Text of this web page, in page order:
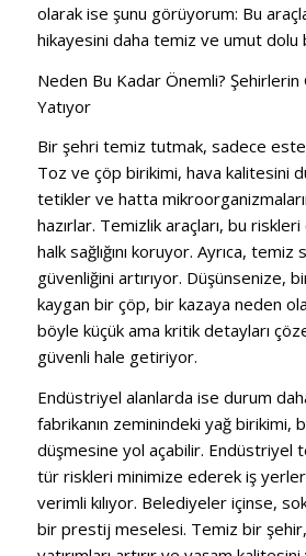
olarak ise şunu görüyorum: Bu
hikayesini daha temiz ve umut dolu
Neden Bu Kadar Önemli?
Yatıyor
Bir şehri temiz tutmak, sadece
Toz ve çöp birikimi, hava kalitesini
tetikler ve hatta
hazırlar. Temizlik araçları, bu
halk sağlığını koruyor. Ayrıca,
güvenliğini artırıyor. Düşünsenize,
kaygan bir çöp, bir kazaya neden
böyle küçük ama kritik detayları
güvenli hale getiriyor.
Endüstriyel alanlarda ise durum
fabrikanın zeminindeki yağ birikimi,
düşmesine yol açabilir. Endüstriyel
tür riskleri minimize ederek iş
verimli kılıyor. Belediyeler içinse,
bir prestij meselesi. Temiz bir